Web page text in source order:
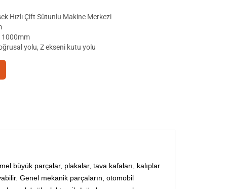
Hızlı Çift Sütunlu Makine Merkezi
yolu, Z ekseni kutu yolu
büyük parçalar, plakalar, tava kafaları, kalıplar
Genel mekanik parçaların, otomobil